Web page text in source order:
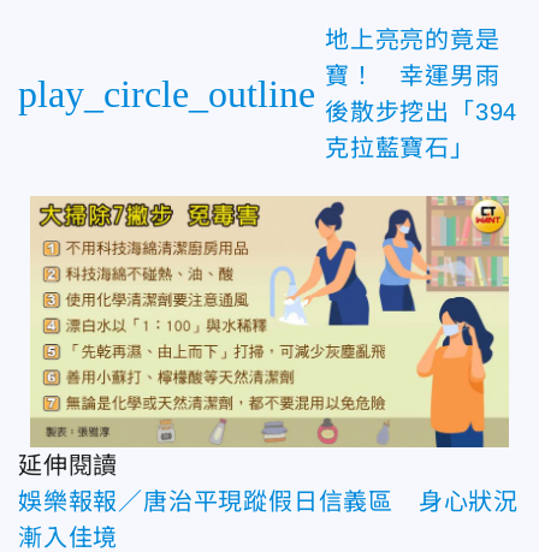
play_circle_outline
地上亮亮的竟是
寶！ 幸運男雨
後散步挖出「394
克拉藍寶石」
延伸閱讀
娛樂報報／唐治平現蹤假日信義區 身心狀況
漸入佳境